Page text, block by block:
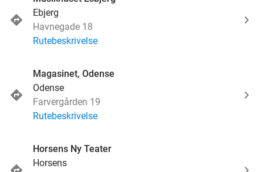
Ebjerg
Havnegade 18
Rutebeskrivelse
Magasinet, Odense
Odense
Farvergården 19
Rutebeskrivelse
Horsens Ny Teater
Horsens